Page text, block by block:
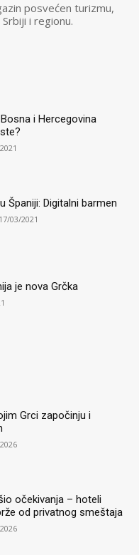
posvećen turizmu,
i regionu.
i Hercegovina
Španiji: Digitalni barmen
17/03/2021
je nova Grčka
Grci započinju i
očekivanja – hoteli
od privatnog smeštaja